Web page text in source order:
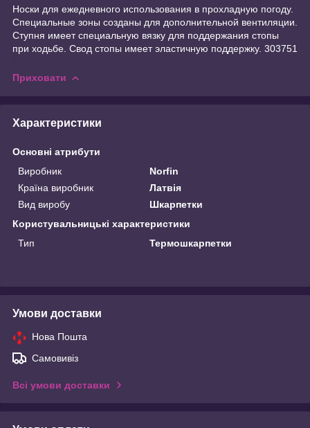
Носки для ежедневного использования в прохладную погоду.
Специальные зоны созданы для дополнительной вентиляции.
Ступня имеет специальную вязку для поддержания стопы
при ходьбе. Свод стопы имеет эластичную поддержку. 303751
Приховати
Характеристики
Основні атрибути
Виробник
Norfin
Країна виробник
Латвія
Вид виробу
Шкарпетки
Користувальницькі характеристики
Тип
Термошкарпетки
Умови доставки
Нова Пошта
Самовивіз
Всі умови доставки